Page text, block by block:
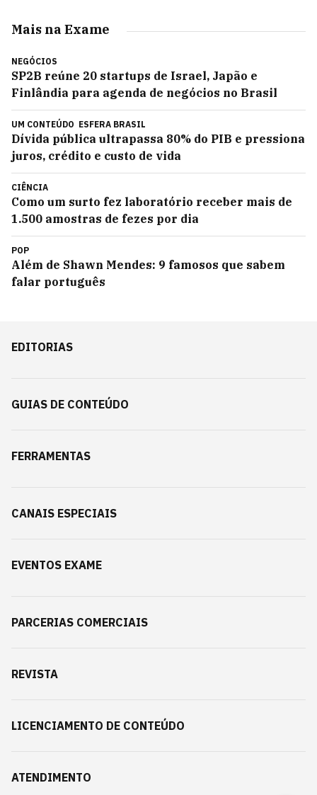
Mais na Exame
NEGÓCIOS
SP2B reúne 20 startups de Israel, Japão e
Finlândia para agenda de negócios no Brasil
UM CONTEÚDO ESFERA BRASIL
Dívida pública ultrapassa 80% do PIB e pressiona
juros, crédito e custo de vida
CIÊNCIA
Como um surto fez laboratório receber mais de
1.500 amostras de fezes por dia
POP
Além de Shawn Mendes: 9 famosos que sabem
falar português
EDITORIAS
GUIAS DE CONTEÚDO
FERRAMENTAS
CANAIS ESPECIAIS
EVENTOS EXAME
PARCERIAS COMERCIAIS
REVISTA
LICENCIAMENTO DE CONTEÚDO
ATENDIMENTO